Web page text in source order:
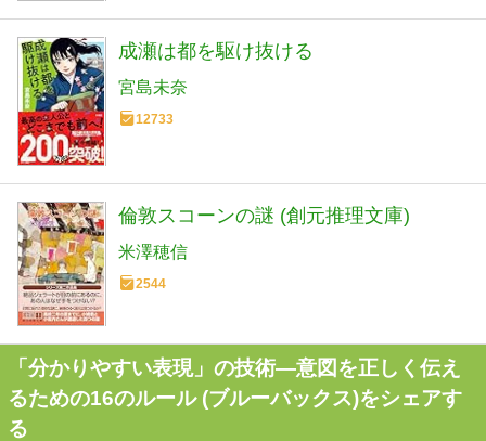
成瀬は都を駆け抜ける
宮島未奈
12733
倫敦スコーンの謎 (創元推理文庫)
米澤穂信
2544
「分かりやすい表現」の技術―意図を正しく伝え
るための16のルール (ブルーバックス)をシェアす
る